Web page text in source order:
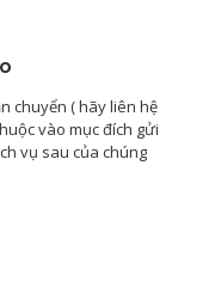
chuyển ( hãy liên hệ
vào mục đích gửi
vụ sau của chúng